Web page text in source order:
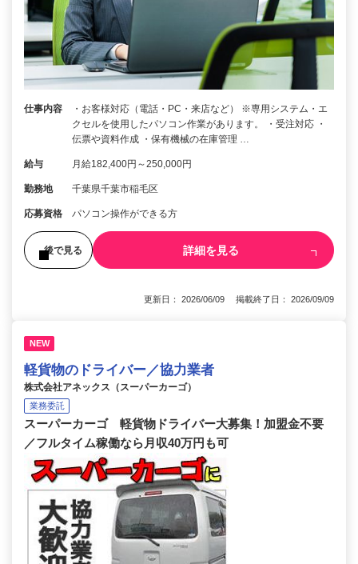
仕事内容
・お客様対応（電話・PC・来店など） ※専用システム・エ
クセルを使用したパソコン作業があります。 ・受注対応 ・
伝票や資料作成 ・保有機械の在庫管理 …
給与 月給182,400円～250,000円
勤務地 千葉県千葉市稲毛区
応募資格 パソコン操作ができる方
後で見る 詳細を見る
更新日： 2026/06/09 掲載終了日： 2026/09/09
NEW
軽貨物のドライバー／協力業者
株式会社アネックス（スーパーカーゴ）
業務委託
スーパーカーゴ 軽貨物ドライバー大募集！加盟金不要
／フルタイム稼働なら月収40万円も可